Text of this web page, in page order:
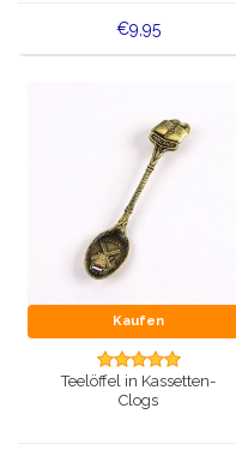
€9,95
Kaufen
Teelöffel in Kassetten-
Clogs